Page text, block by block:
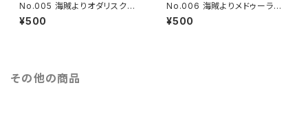
No.005 海賊よりオダリスクの
第3Va.
¥500
No.006 海賊よりメドゥーラのV
a.
¥500
その他の商品